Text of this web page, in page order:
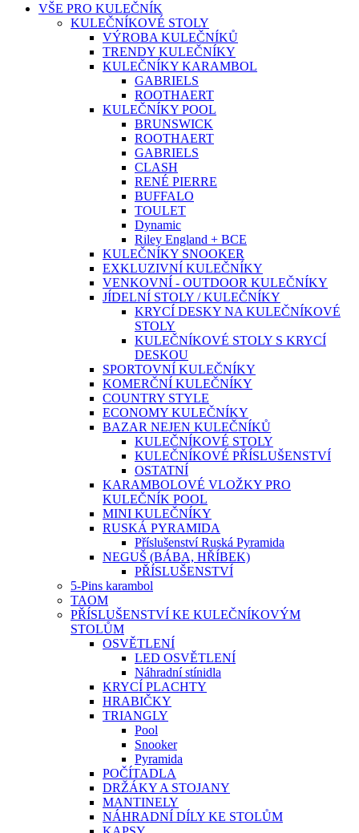
VŠE PRO KULEČNÍK
KULEČNÍKOVÉ STOLY
VÝROBA KULEČNÍKŮ
TRENDY KULEČNÍKY
KULEČNÍKY KARAMBOL
GABRIELS
ROOTHAERT
KULEČNÍKY POOL
BRUNSWICK
ROOTHAERT
GABRIELS
CLASH
RENÉ PIERRE
BUFFALO
TOULET
Dynamic
Riley England + BCE
KULEČNÍKY SNOOKER
EXKLUZIVNÍ KULEČNÍKY
VENKOVNÍ - OUTDOOR KULEČNÍKY
JÍDELNÍ STOLY / KULEČNÍKY
KRYCÍ DESKY NA KULEČNÍKOVÉ
STOLY
KULEČNÍKOVÉ STOLY S KRYCÍ
DESKOU
SPORTOVNÍ KULEČNÍKY
KOMERČNÍ KULEČNÍKY
COUNTRY STYLE
ECONOMY KULEČNÍKY
BAZAR NEJEN KULEČNÍKŮ
KULEČNÍKOVÉ STOLY
KULEČNÍKOVÉ PŘÍSLUŠENSTVÍ
OSTATNÍ
KARAMBOLOVÉ VLOŽKY PRO
KULEČNÍK POOL
MINI KULEČNÍKY
RUSKÁ PYRAMIDA
Příslušenství Ruská Pyramida
NEGUŠ (BÁBA, HŘÍBEK)
PŘÍSLUŠENSTVÍ
5-Pins karambol
TAOM
PŘÍSLUŠENSTVÍ KE KULEČNÍKOVÝM
STOLŮM
OSVĚTLENÍ
LED OSVĚTLENÍ
Náhradní stínidla
KRYCÍ PLACHTY
HRABIČKY
TRIANGLY
Pool
Snooker
Pyramida
POČÍTADLA
DRŽÁKY A STOJANY
MANTINELY
NÁHRADNÍ DÍLY KE STOLŮM